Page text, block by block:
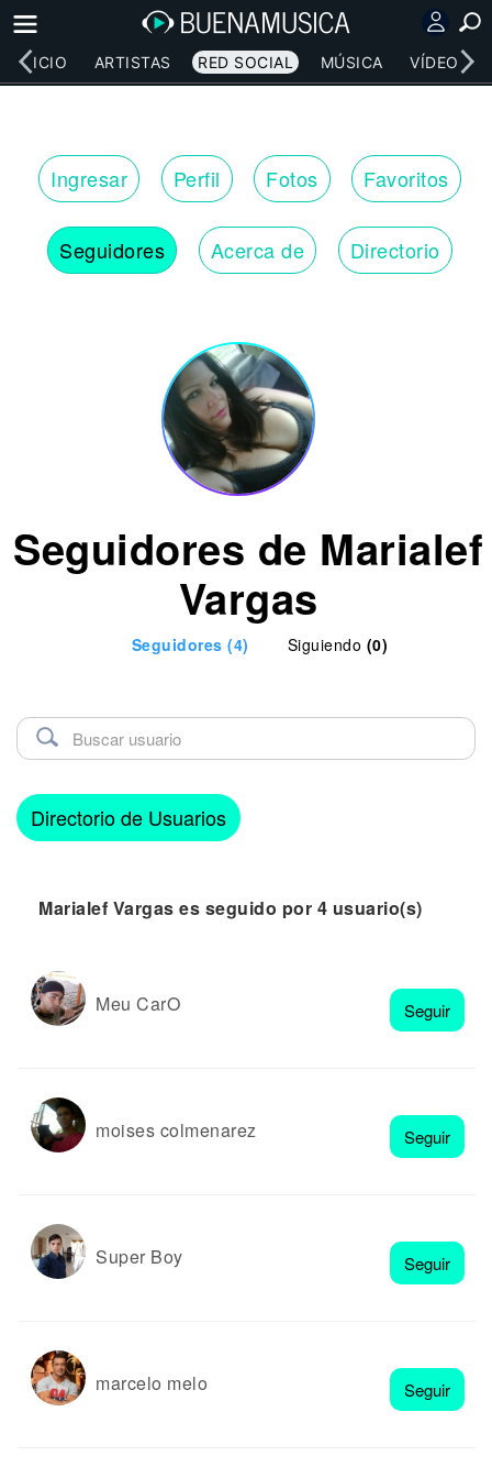
INICIO ARTISTAS RED SOCIAL MÚSICA VÍDEOS
Ingresar Perfil Fotos Favoritos
Seguidores Acerca de Directorio
Seguidores de Marialef
Vargas
Seguidores (4) Siguiendo (0)
Directorio de Usuarios
Marialef Vargas es seguido por 4 usuario(s)
Seguir
Meu CarO
Seguir
moises colmenarez
Seguir
Super Boy
Seguir
marcelo melo